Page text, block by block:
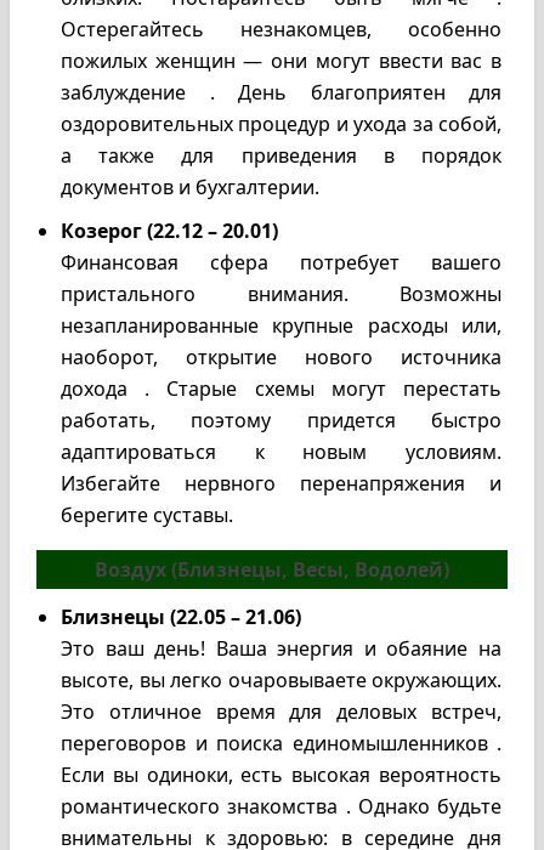
Остерегайтесь незнакомцев, особенно
пожилых женщин — они могут ввести вас в
заблуждение . День благоприятен для
оздоровительных процедур и ухода за собой,
а также для приведения в порядок
документов и бухгалтерии.
Козерог (22.12 – 20.01)
Финансовая сфера потребует вашего
пристального внимания. Возможны
незапланированные крупные расходы или,
наоборот, открытие нового источника
дохода . Старые схемы могут перестать
работать, поэтому придется быстро
адаптироваться к новым условиям.
Избегайте нервного перенапряжения и
берегите суставы.
Воздух (Близнецы, Весы, Водолей)
Близнецы (22.05 – 21.06)
Это ваш день! Ваша энергия и обаяние на
высоте, вы легко очаровываете окружающих.
Это отличное время для деловых встреч,
переговоров и поиска единомышленников .
Если вы одиноки, есть высокая вероятность
романтического знакомства . Однако будьте
внимательны к здоровью: в середине дня